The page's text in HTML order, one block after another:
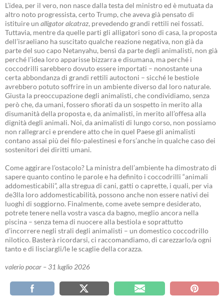
L’idea, per il vero, non nasce dalla testa del ministro ed è mutuata da
altro noto progressista, certo Trump, che aveva già pensato di
istituire un alligator alcatraz, prevedendo grandi rettili nei fossati.
Tuttavia, mentre da quelle parti gli alligatori sono di casa, la proposta
dell’israeliano ha suscitato qualche reazione negativa, non già da
parte del suo capo Netanyahu, bensì da parte degli animalisti, non già
perché l’idea loro apparisse bizzarra e disumana, ma perché i
coccodrilli sarebbero dovuto essere importati – nonostante una
certa abbondanza di grandi rettili autoctoni – sicché le bestiole
avrebbero potuto soffrire in un ambiente diverso dal loro naturale.
Giusta la preoccupazione degli animalisti, che condividiamo, senza
però che, da umani, fossero sfiorati da un sospetto in merito alla
disumanità della proposta e, da animalisti, in merito all’offesa alla
dignità degli animali. Noi, da animalisti di lungo corso, non possiamo
non rallegrarci e prendere atto che in quel Paese gli animalisti
contano assai più dei filo-palestinesi e fors’anche in qualche caso dei
sostenitori dei diritti umani.
Come aggirare l’ostacolo? La ministra dell’ambiente ha dimostrato di
sapere quanto contino le parole e ha definito i coccodrilli “animali
addomesticabili”, alla stregua di cani, gatti o caprette, i quali, per via
de3lla loro addomesticabilità, possono anche non essere nativi dei
luoghi di soggiorno. Finalmente, come avete sempre desiderato,
potrete tenere nella vostra vasca da bagno, meglio ancora nella
piscina – senza tema di nuocere alla bestiola e soprattutto
d’incorrere negli strali degli animalisti – un domestico coccodrillo
nilotico. Basterà ricordarsi, ci raccomandiamo, di carezzarlo/a ogni
tanto e di lisciargli/le le scaglie della corazza.
valerio pocar – 31 luglio 2026